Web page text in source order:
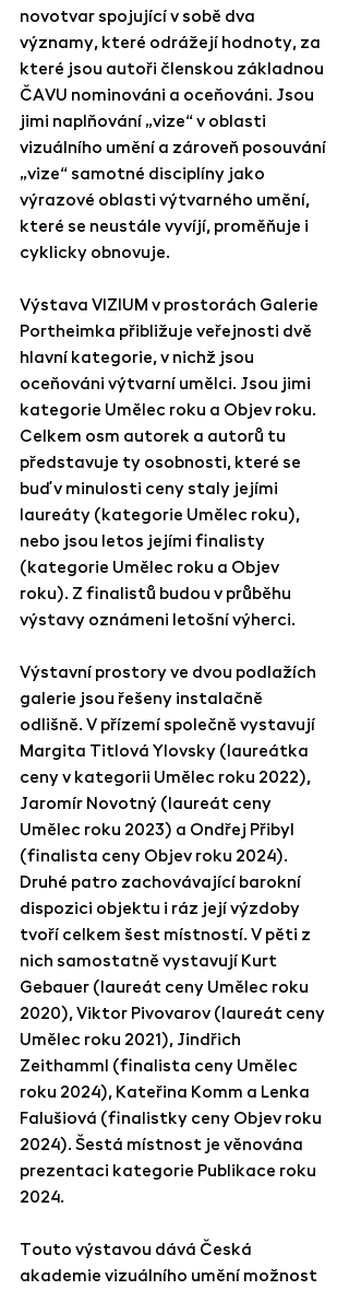
novotvar spojující v sobě dva
významy, které odrážejí hodnoty, za
které jsou autoři členskou základnou
ČAVU nominováni a oceňováni. Jsou
jimi naplňování „vize“ v oblasti
vizuálního umění a zároveň posouvání
„vize“ samotné disciplíny jako
výrazové oblasti výtvarného umění,
které se neustále vyvíjí, proměňuje i
cyklicky obnovuje.
Výstava VIZIUM v prostorách Galerie
Portheimka přibližuje veřejnosti dvě
hlavní kategorie, v nichž jsou
oceňováni výtvarní umělci. Jsou jimi
kategorie Umělec roku a Objev roku.
Celkem osm autorek a autorů tu
představuje ty osobnosti, které se
buď v minulosti ceny staly jejími
laureáty (kategorie Umělec roku),
nebo jsou letos jejími finalisty
(kategorie Umělec roku a Objev
roku). Z finalistů budou v průběhu
výstavy oznámeni letošní výherci.
Výstavní prostory ve dvou podlažích
galerie jsou řešeny instalačně
odlišně. V přízemí společně vystavují
Margita Titlová Ylovsky (laureátka
ceny v kategorii Umělec roku 2022),
Jaromír Novotný (laureát ceny
Umělec roku 2023) a Ondřej Přibyl
(finalista ceny Objev roku 2024).
Druhé patro zachovávající barokní
dispozici objektu i ráz její výzdoby
tvoří celkem šest místností. V pěti z
nich samostatně vystavují Kurt
Gebauer (laureát ceny Umělec roku
2020), Viktor Pivovarov (laureát ceny
Umělec roku 2021), Jindřich
Zeithamml (finalista ceny Umělec
roku 2024), Kateřina Komm a Lenka
Falušiová (finalistky ceny Objev roku
2024). Šestá místnost je věnována
prezentaci kategorie Publikace roku
2024.
Touto výstavou dává Česká
akademie vizuálního umění možnost